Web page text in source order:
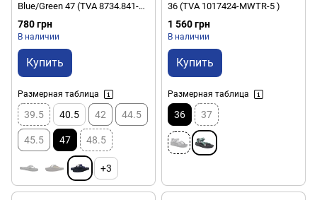
Blue/Green 47 (TVA 8734.841-
13)
780 грн
В наличии
Купить
Размерная таблица
39.5 40.5 42 44.5
45.5 47 48.5
+3
36 (TVA 1017424-MWTR-5 )
1 560 грн
В наличии
Купить
Размерная таблица
36 37